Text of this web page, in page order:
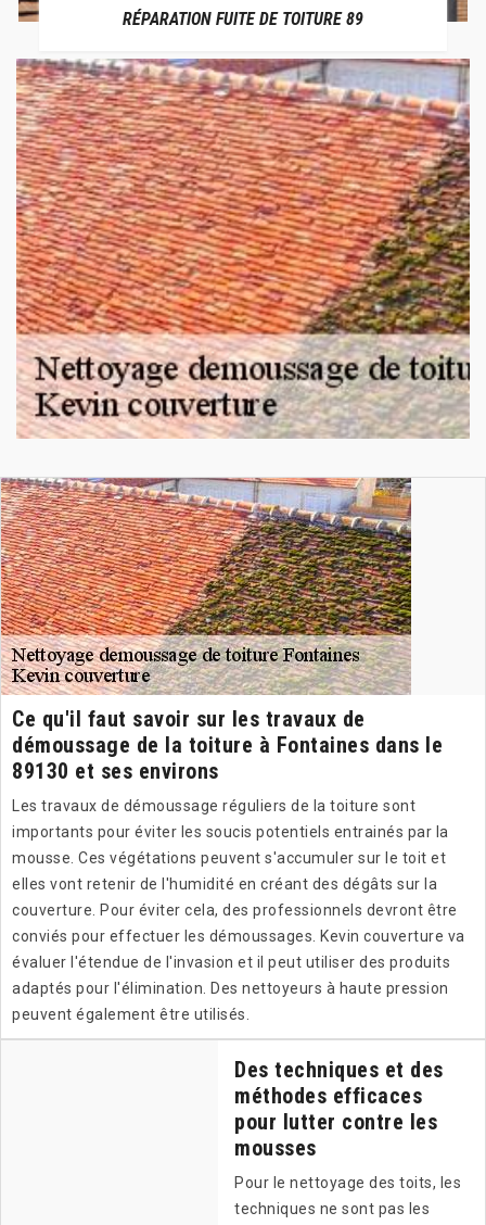
RÉPARATION FUITE DE TOITURE 89
Ce qu'il faut savoir sur les travaux de
démoussage de la toiture à Fontaines dans le
89130 et ses environs
Les travaux de démoussage réguliers de la toiture sont
importants pour éviter les soucis potentiels entrainés par la
mousse. Ces végétations peuvent s'accumuler sur le toit et
elles vont retenir de l'humidité en créant des dégâts sur la
couverture. Pour éviter cela, des professionnels devront être
conviés pour effectuer les démoussages. Kevin couverture va
évaluer l'étendue de l'invasion et il peut utiliser des produits
adaptés pour l'élimination. Des nettoyeurs à haute pression
peuvent également être utilisés.
Des techniques et des
méthodes efficaces
pour lutter contre les
mousses
Pour le nettoyage des toits, les
techniques ne sont pas les